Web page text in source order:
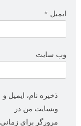
ایمیل *
وب‌ سایت
ذخیره نام، ایمیل و
وبسایت من در
مرورگر برای زمانی